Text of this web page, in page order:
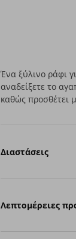
Ένα ξύλινο ράφι
αναδείξετε το
καθώς προσθέτει
Διαστάσεις
Λεπτομέρειες